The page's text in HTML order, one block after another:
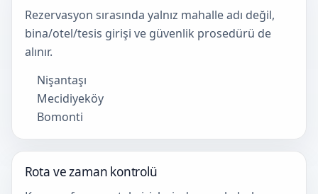
Rezervasyon sırasında yalnız mahalle adı değil,
bina/otel/tesis girişi ve güvenlik prosedürü de
alınır.
Nişantaşı
Mecidiyeköy
Bomonti
Rota ve zaman kontrolü